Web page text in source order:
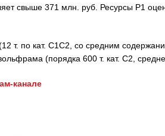
свыше 371 млн. руб. Ресурсы Р1
т. по кат. С1С2, со средним
(порядка 600 т. кат. С2,
канале